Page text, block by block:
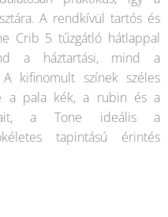
A rendkívül tartós és
Crib 5 tűzgátló hátlappal
a háztartási, mind a
A kifinomult színek széles
a pala kék, a rubin és a
a Tone ideális a
tapintású érintés